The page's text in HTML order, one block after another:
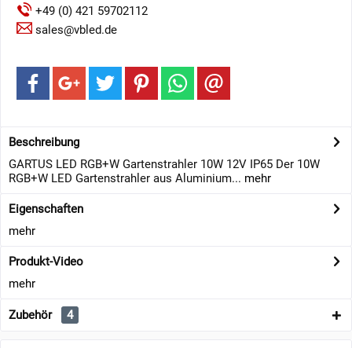
+49 (0) 421 59702112
sales@vbled.de
Beschreibung
GARTUS LED RGB+W Gartenstrahler 10W 12V IP65 Der 10W
RGB+W LED Gartenstrahler aus Aluminium... mehr
Eigenschaften
mehr
Produkt-Video
mehr
Zubehör 4